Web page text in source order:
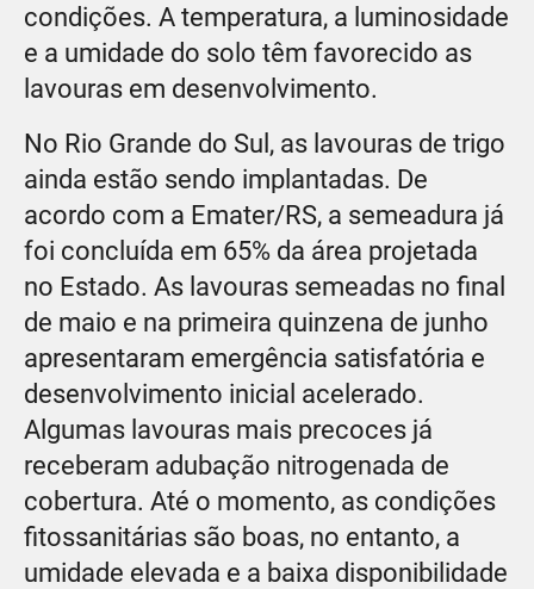
condições. A temperatura, a luminosidade
e a umidade do solo têm favorecido as
lavouras em desenvolvimento.
No Rio Grande do Sul, as lavouras de trigo
ainda estão sendo implantadas. De
acordo com a Emater/RS, a semeadura já
foi concluída em 65% da área projetada
no Estado. As lavouras semeadas no final
de maio e na primeira quinzena de junho
apresentaram emergência satisfatória e
desenvolvimento inicial acelerado.
Algumas lavouras mais precoces já
receberam adubação nitrogenada de
cobertura. Até o momento, as condições
fitossanitárias são boas, no entanto, a
umidade elevada e a baixa disponibilidade